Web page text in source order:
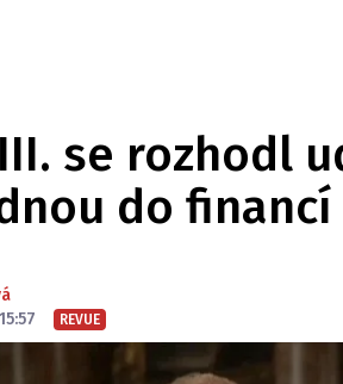
se rozhodl
do financí
REVUE